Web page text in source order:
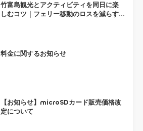
竹富島観光とアクティビティを同日に楽
しむコツ｜フェリー移動のロスを減らす
料金に関するお知らせ
【お知らせ】microSDカード販売価格改
定について